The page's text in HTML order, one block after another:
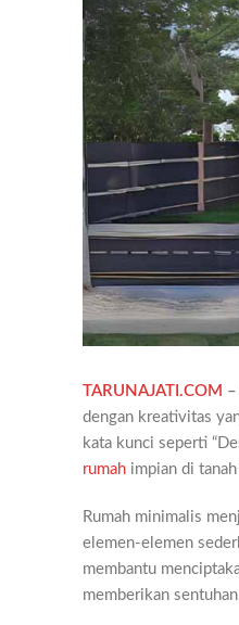
TARUNAJATI.COM –
dengan kreativitas
kata kunci seperti
rumah impian di
Rumah minimalis
elemen-elemen
membantu
memberikan